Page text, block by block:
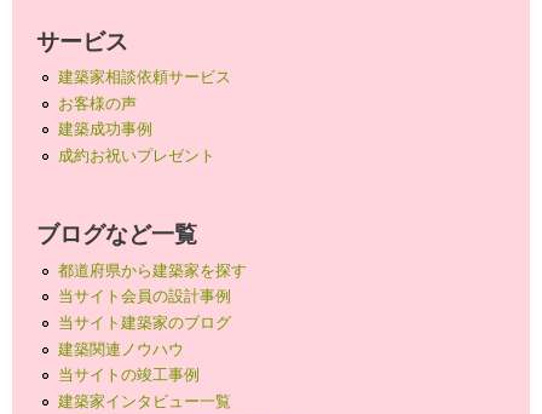
サービス
建築家相談依頼サービス
お客様の声
建築成功事例
成約お祝いプレゼント
ブログなど一覧
都道府県から建築家を探す
当サイト会員の設計事例
当サイト建築家のブログ
建築関連ノウハウ
当サイトの竣工事例
建築家インタビュー一覧